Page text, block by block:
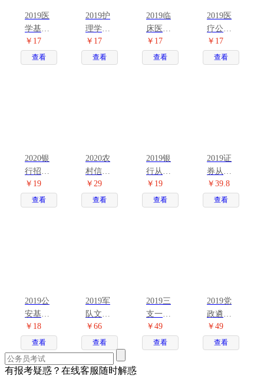
2019医
学基础
知识考
试2本套
￥17
查看
2019护
理学专
业知识
考试2本
套
￥17
查看
2019临
床医学
专业知
识考试2
本套
￥17
查看
2019医
疗公共
基础知
识考试2
本套
￥17
查看
2020银
行招聘
考试一
本通2本
套
￥19
查看
2020农
村信用
社考试
用书4本
套
￥29
查看
2019银
行从业
法律法
规考试2
本套
￥19
查看
2019证
券从业
考试用
书4本套
￥39.8
查看
2019公
安基础
知识考
试用书2
本套
￥18
查看
2019军
队文职
公共科
目3本套
￥66
查看
2019三
支一扶
考试用
书4本套
￥49
查看
2019党
政遴选
考试用
书2本套
￥49
查看
有报考疑惑？在线客服随时解惑